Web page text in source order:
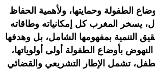
الطفولة وحمايتها، ولأهمية الحفاظ
يسخر المغرب كل إمكانياته وطاقاته
التنمية بمفهومها الشامل، بل وهدفها
بأوضاع الطفولة أولى أولوياتها،
تشمل الإطار التشريعي والقضائي